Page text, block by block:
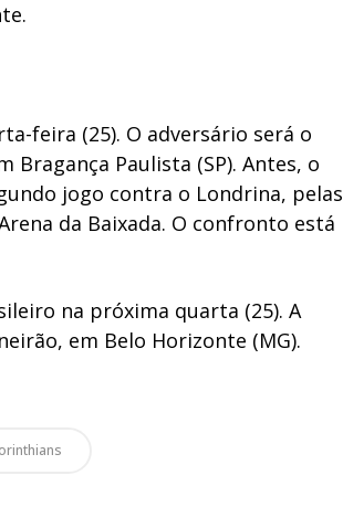
feira (25). O adversário será o
Bragança Paulista (SP). Antes, o
jogo contra o Londrina, pelas
da Baixada. O confronto está
na próxima quarta (25). A
em Belo Horizonte (MG).